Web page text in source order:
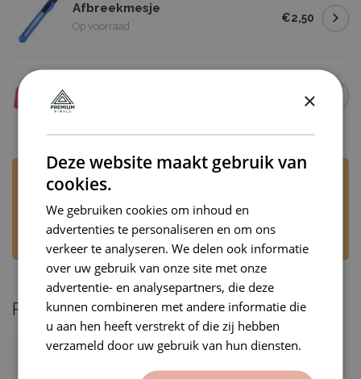
Afbreekmesje
Op voorraad
€2,50
Op voorraad
€2,00
Heb je vragen over dit product?
mail naarrj@premiumvinyls.nl. Wij
beantwoorden uw bericht op werkdagen,
tijdens kantooruren.
Recent bekeken
×
Deze website maakt gebruik van
cookies.
We gebruiken cookies om inhoud en
advertenties te personaliseren en om ons
verkeer te analyseren. We delen ook informatie
over uw gebruik van onze site met onze
advertentie- en analysepartners, die deze
kunnen combineren met andere informatie die
u aan hen heeft verstrekt of die zij hebben
verzameld door uw gebruik van hun diensten.